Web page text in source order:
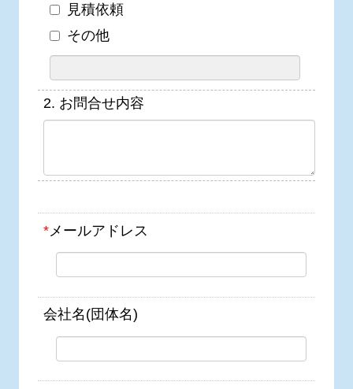
見積依頼
その他
2. お問合せ内容
*メールアドレス
会社名(団体名)